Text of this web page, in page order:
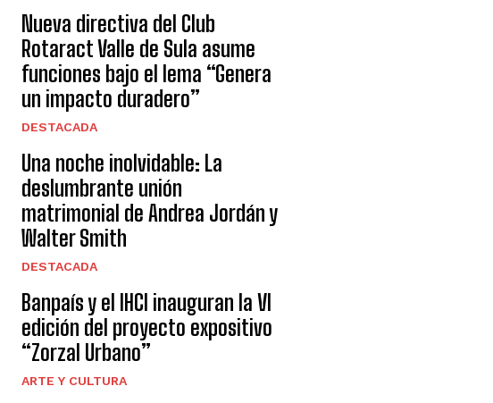
Nueva directiva del Club
Rotaract Valle de Sula asume
funciones bajo el lema “Genera
un impacto duradero”
DESTACADA
Una noche inolvidable: La
deslumbrante unión
matrimonial de Andrea Jordán y
Walter Smith
DESTACADA
Banpaís y el IHCI inauguran la VI
edición del proyecto expositivo
“Zorzal Urbano”
ARTE Y CULTURA